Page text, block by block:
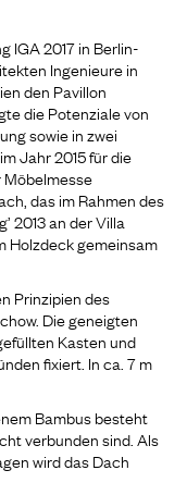
IGA 2017 in Berlin-
Ingenieure in
den Pavillon
die Potenziale von
sowie in zwei
Jahr 2015 für die
Möbelmesse
das im Rahmen des
2013 an der Villa
Holzdeck gemeinsam
Prinzipien des
Die geneigten
Kasten und
fixiert. In ca. 7 m
Bambus besteht
verbunden sind. Als
wird das Dach